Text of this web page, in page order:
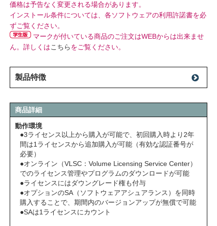
価格は予告なく変更される場合があります。
インストール条件については、各ソフトウェアの利用許諾書を必
ずご覧ください。
マークが付いている商品のご注文はWEBからは出来ませ
ん。詳しくはこちらをご覧ください。
製品特徴
商品詳細
動作環境
●3ライセンス以上から購入が可能で、初回購入時より2年
間は1ライセンスから追加購入が可能（有効な認証番号が
必要）
●オンライン（VLSC：Volume Licensing Service Center）
でのライセンス管理やプログラムのダウンロードが可能
●ライセンスにはダウングレード権も付与
●オプションのSA（ソフトウェアアシュアランス）を同時
購入することで、期間内のバージョンアップが無償で可能
●SAは1ライセンスにカウント